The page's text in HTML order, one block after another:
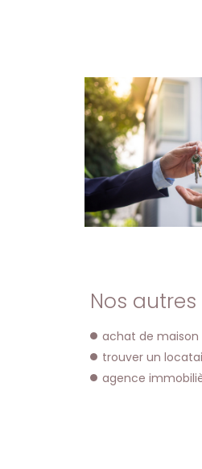
Nos
achat de maison
trouver un
agence